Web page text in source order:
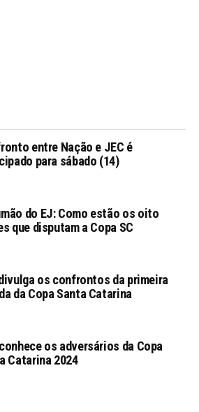
entre Nação e JEC é
para sábado (14)
do EJ: Como estão os oito
que disputam a Copa SC
os confrontos da primeira
da Copa Santa Catarina
os adversários da Copa
Catarina 2024